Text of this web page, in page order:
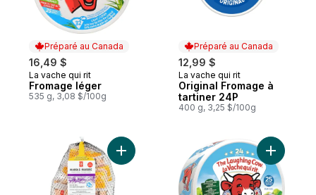
Préparé au Canada
16,49 $
Préparé au Canada
La vache qui rit
Fromage léger
535 g, 3,08 $/100g
Préparé au Canada
12,99 $
Préparé au Canada
La vache qui rit
Original Fromage à
tartiner 24P
400 g, 3,25 $/100g
Ajouter Fromage Marbré Mini, Format
Ajouter